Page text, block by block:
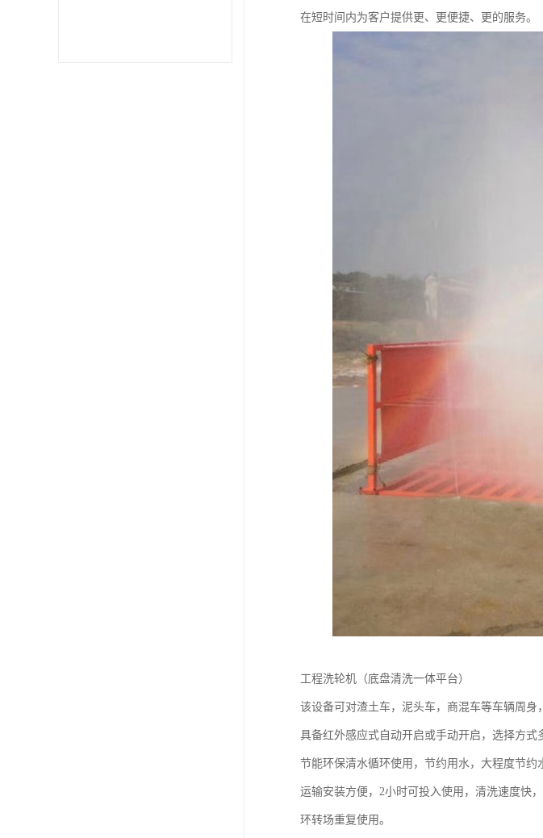
在短时间内为客户提供更、更便捷、更的服务。
工程洗轮机（底盘清洗一体平台）
该设备可对渣土车，泥头车，商混车等车辆周身
具备红外感应式自动开启或手动开启，选择方式
节能环保清水循环使用，节约用水，大程度节约
运输安装方便，2小时可投入使用，清洗速度快
环转场重复使用。